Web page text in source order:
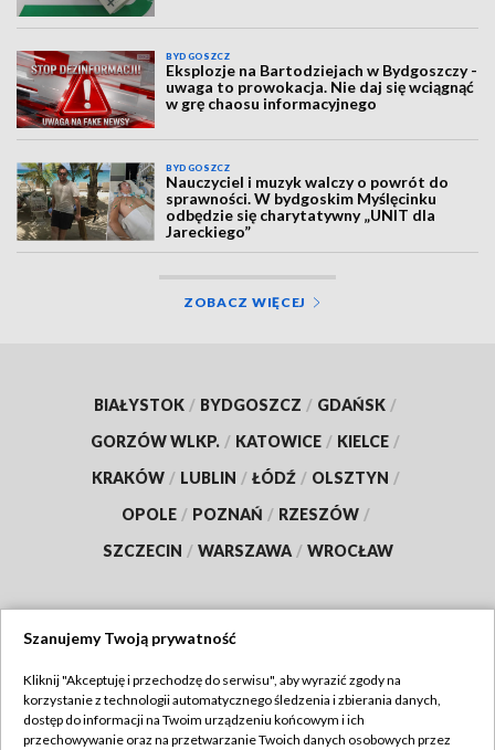
BYDGOSZCZ
Eksplozje na Bartodziejach w Bydgoszczy -
uwaga to prowokacja. Nie daj się wciągnąć
w grę chaosu informacyjnego
BYDGOSZCZ
Nauczyciel i muzyk walczy o powrót do
sprawności. W bydgoskim Myślęcinku
odbędzie się charytatywny „UNIT dla
Jareckiego”
ZOBACZ WIĘCEJ
BIAŁYSTOK / BYDGOSZCZ / GDAŃSK /
GORZÓW WLKP. / KATOWICE / KIELCE /
KRAKÓW / LUBLIN / ŁÓDŹ / OLSZTYN /
OPOLE / POZNAŃ / RZESZÓW /
SZCZECIN / WARSZAWA / WROCŁAW
TVP
Abonament TVP
Szanujemy Twoją prywatność
Kliknij "Akceptuję i przechodzę do serwisu", aby wyrazić zgody na
korzystanie z technologii automatycznego śledzenia i zbierania danych,
dostęp do informacji na Twoim urządzeniu końcowym i ich
przechowywanie oraz na przetwarzanie Twoich danych osobowych przez